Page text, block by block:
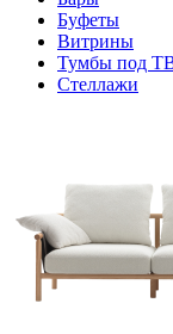
Буфеты
Витрины
Тумбы под
Стеллажи